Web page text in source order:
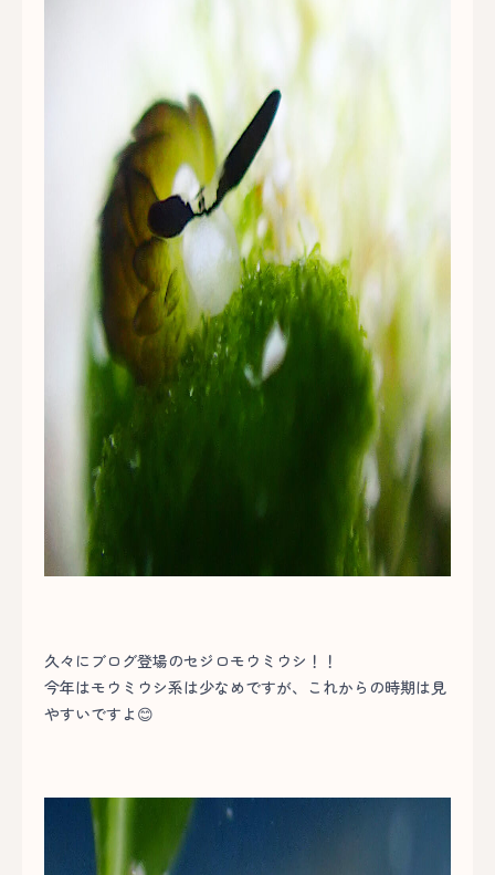
久々にブログ登場のセジロモウミウシ！！
今年はモウミウシ系は少なめですが、これからの時期は見
やすいですよ😊